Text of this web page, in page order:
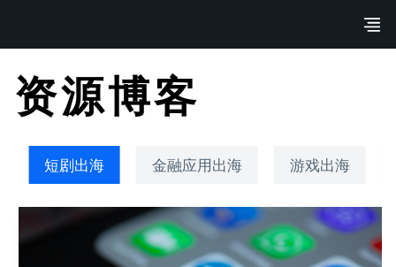
资源博客
短剧出海 金融应用出海 游戏出海